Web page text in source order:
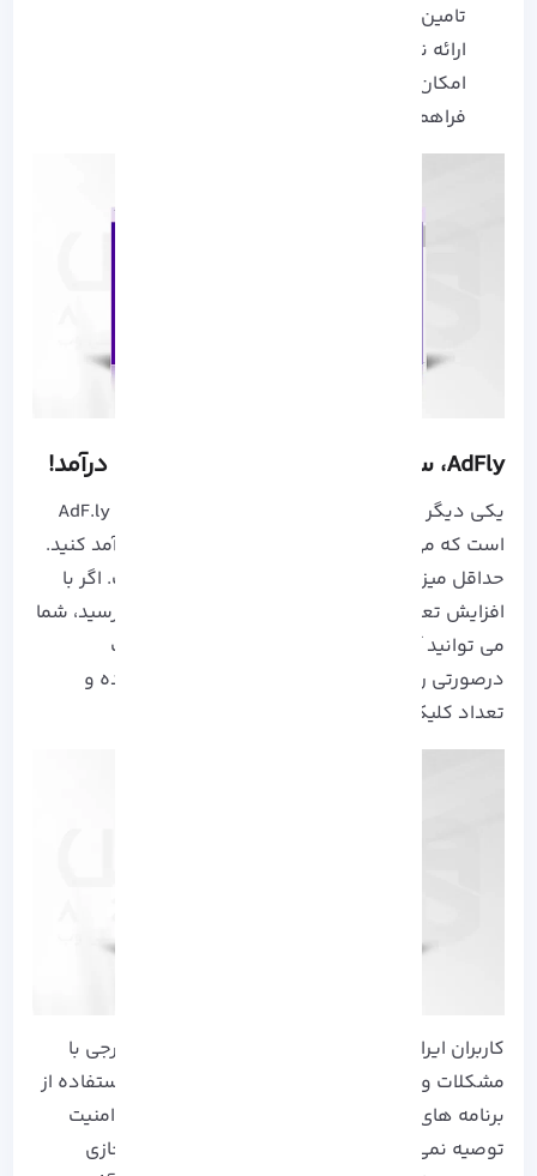
تامین کننده امنیت کاربران
ارائه نسخه حرفه ای
امکان اشتراک گذاری لینک های کوتاه شده
فراهم کردن شرایط برای بازدید آمار کلیک
AdFly، سایت کوتاه کننده لینک با کسب درآمد!
یکی دیگر از سایت های کوتاه کننده لینک خارجی،AdF.ly
است که می توانید به صورت دلاری از آن کسب درآمد کنید.
حداقل میزان برداشت در این وبسایت، 5 دلار است. اگر با
افزایش تعداد کلیک درآمد شما به بیش از 5 دلار رسید، شما
می توانید آنرا برداشت کنید. درآمد در این وبسایت
درصورتی رضایت بخش خواهد بود که فعالیت کرده و
تعداد کلیک خود را افزایش دهید
کاربران ایرانی برای کسب درآمد از وبسایت های خارجی با
مشکلات و محدودیت هایی رو به رو هستند که استفاده از
برنامه های تغییر IP نیز به دلیل حساسیت کاری و امنیت
توصیه نمی شود. شما می توانید با
خرید سرور مجازی